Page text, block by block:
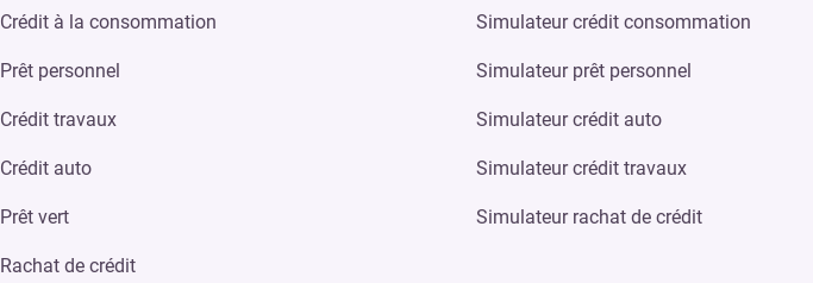
Crédit à la consommation
Prêt personnel
Crédit travaux
Crédit auto
Prêt vert
Rachat de crédit
Simulateur crédit consommation
Simulateur prêt personnel
Simulateur crédit auto
Simulateur crédit travaux
Simulateur rachat de crédit